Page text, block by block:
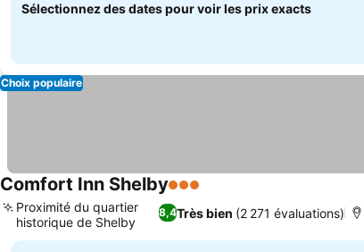
Sélectionnez des dates pour voir les prix exacts
Choix populaire
Comfort Inn Shelby3 Étoiles
8,4Très bien (2 271 évaluations)
Proximité du quartier
historique de Shelby